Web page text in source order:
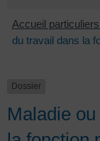
Accueil particuliers
du travail dans la
Dossier
Maladie